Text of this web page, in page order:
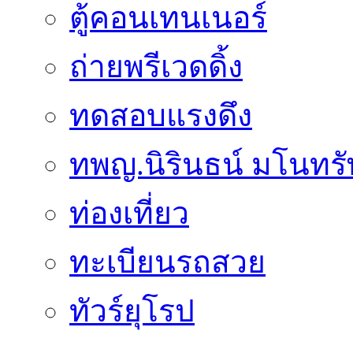
ตู้คอนเทนเนอร์
ถ่ายพรีเวดดิ้ง
ทดสอบแรงดึง
ทพญ.นิรินธน์ มโนท
ท่องเที่ยว
ทะเบียนรถสวย
ทัวร์ยุโรป